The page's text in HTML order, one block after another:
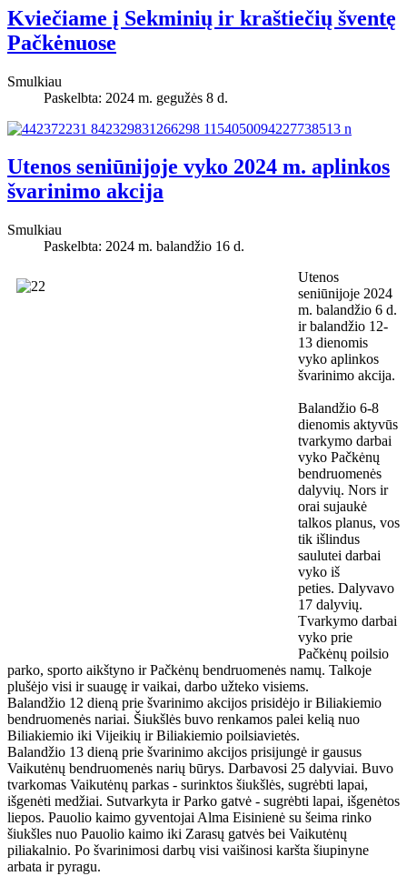
Kviečiame į Sekminių ir kraštiečių šventę
Pačkėnuose
Smulkiau
Paskelbta: 2024 m. gegužės 8 d.
Utenos seniūnijoje vyko 2024 m. aplinkos
švarinimo akcija
Smulkiau
Paskelbta: 2024 m. balandžio 16 d.
Utenos
seniūnijoje 2024
m. balandžio 6 d.
ir balandžio 12-
13 dienomis
vyko aplinkos
švarinimo akcija.
Balandžio 6-8
dienomis aktyvūs
tvarkymo darbai
vyko Pačkėnų
bendruomenės
dalyvių. Nors ir
orai sujaukė
talkos planus, vos
tik išlindus
saulutei darbai
vyko iš
peties. Dalyvavo
17 dalyvių.
Tvarkymo darbai
vyko prie
Pačkėnų poilsio
parko, sporto aikštyno ir Pačkėnų bendruomenės namų. Talkoje
plušėjo visi ir suaugę ir vaikai, darbo užteko visiems.
Balandžio 12 dieną prie švarinimo akcijos prisidėjo ir Biliakiemio
bendruomenės nariai. Šiukšlės buvo renkamos palei kelią nuo
Biliakiemio iki Vijeikių ir Biliakiemio poilsiavietės.
Balandžio 13 dieną prie švarinimo akcijos prisijungė ir gausus
Vaikutėnų bendruomenės narių būrys. Darbavosi 25 dalyviai. Buvo
tvarkomas Vaikutėnų parkas - surinktos šiukšlės, sugrėbti lapai,
išgenėti medžiai. Sutvarkyta ir Parko gatvė - sugrėbti lapai, išgenėtos
liepos. Pauolio kaimo gyventojai Alma Eisinienė su šeima rinko
šiukšles nuo Pauolio kaimo iki Zarasų gatvės bei Vaikutėnų
piliakalnio. Po švarinimosi darbų visi vaišinosi karšta šiupinyne
arbata ir pyragu.